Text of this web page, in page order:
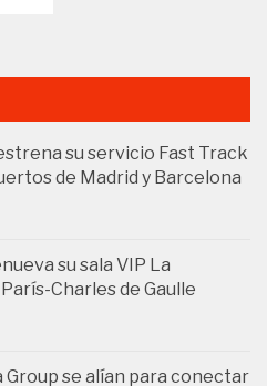
su servicio Fast Track
de Madrid y Barcelona
su sala VIP La
Charles de Gaulle
Group se alían para conectar